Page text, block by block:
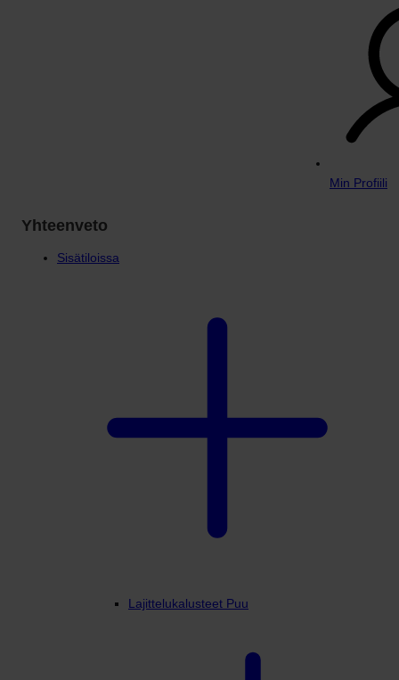
Min Profiili
Yhteenveto
Sisätiloissa
Lajittelukalusteet Puu